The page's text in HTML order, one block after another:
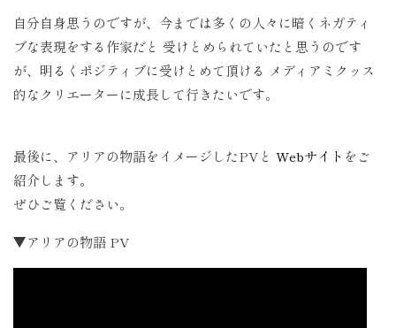
自分自身思うのですが、今までは多くの人々に暗くネガティ
ブな表現をする作家だと 受けとめられていたと思うのです
が、明るくポジティブに受けとめて頂ける メディアミクッス
的なクリエーターに成長して行きたいです。
最後に、アリアの物語をイメージしたPVと Webサイト をご
紹介します。
ぜひご覧ください。
▼アリアの物語 PV